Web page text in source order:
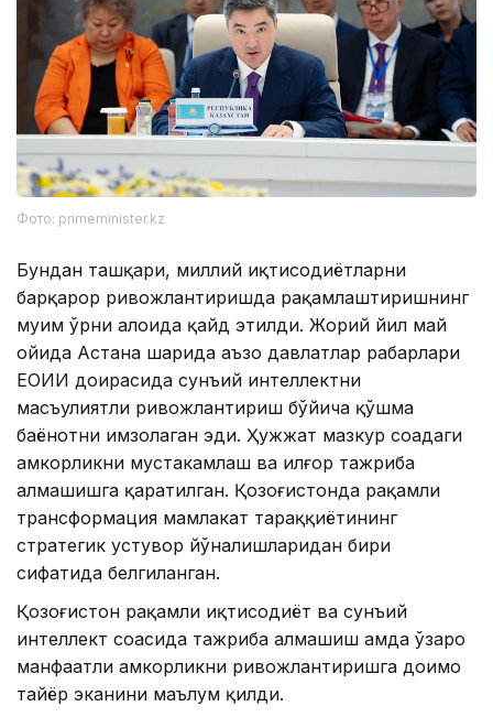
Фото: primeminister.kz
Бундан ташқари, миллий иқтисодиётларни
барқарор ривожлантиришда рақамлаштиришнинг
муҳим ўрни алоҳида қайд этилди. Жорий йил май
ойида Астана шаҳрида аъзо давлатлар раҳбарлари
ЕОИИ доирасида сунъий интеллектни
масъулиятли ривожлантириш бўйича қўшма
баёнотни имзолаган эди. Ҳужжат мазкур соҳадаги
ҳамкорликни мустаҳкамлаш ва илғор тажриба
алмашишга қаратилган. Қозоғистонда рақамли
трансформация мамлакат тараққиётининг
стратегик устувор йўналишларидан бири
сифатида белгиланган.
Қозоғистон рақамли иқтисодиёт ва сунъий
интеллект соҳасида тажриба алмашиш ҳамда ўзаро
манфаатли ҳамкорликни ривожлантиришга доимо
тайёр эканини маълум қилди.